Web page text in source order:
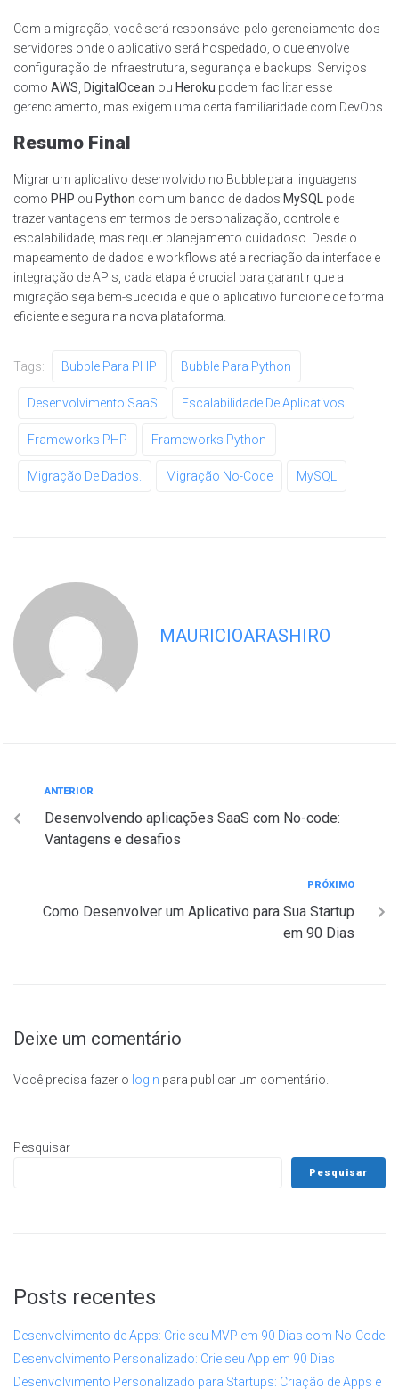
Com a migração, você será responsável pelo gerenciamento dos
servidores onde o aplicativo será hospedado, o que envolve
configuração de infraestrutura, segurança e backups. Serviços
como AWS, DigitalOcean ou Heroku podem facilitar esse
gerenciamento, mas exigem uma certa familiaridade com DevOps.
Resumo Final
Migrar um aplicativo desenvolvido no Bubble para linguagens
como PHP ou Python com um banco de dados MySQL pode
trazer vantagens em termos de personalização, controle e
escalabilidade, mas requer planejamento cuidadoso. Desde o
mapeamento de dados e workflows até a recriação da interface e
integração de APIs, cada etapa é crucial para garantir que a
migração seja bem-sucedida e que o aplicativo funcione de forma
eficiente e segura na nova plataforma.
Tags: Bubble Para PHP Bubble Para Python
Desenvolvimento SaaS Escalabilidade De Aplicativos
Frameworks PHP Frameworks Python
Migração De Dados. Migração No-Code MySQL
MAURICIOARASHIRO
ANTERIOR
Desenvolvendo aplicações SaaS com No-code:
Vantagens e desafios
PRÓXIMO
Como Desenvolver um Aplicativo para Sua Startup
em 90 Dias
Deixe um comentário
Você precisa fazer o login para publicar um comentário.
Pesquisar
Pesquisar
Posts recentes
Desenvolvimento de Apps: Crie seu MVP em 90 Dias com No-Code
Desenvolvimento Personalizado: Crie seu App em 90 Dias
Desenvolvimento Personalizado para Startups: Criação de Apps e